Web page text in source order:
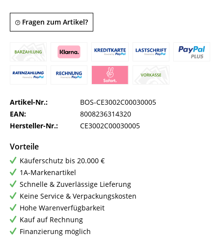
Fragen zum Artikel?
Artikel-Nr.:
BOS-CE3002C00030005
EAN:
8008236314320
Hersteller-Nr.:
CE3002C00030005
Vorteile
Käuferschutz bis 20.000 €
1A-Markenartikel
Schnelle & Zuverlässige Lieferung
Keine Service & Verpackungskosten
Hohe Warenverfügbarkeit
Kauf auf Rechnung
Finanzierung möglich